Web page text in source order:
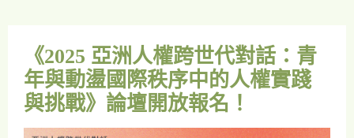
《2025 亞洲人權跨世代對話：青
年與動盪國際秩序中的人權實踐
與挑戰》論壇開放報名！